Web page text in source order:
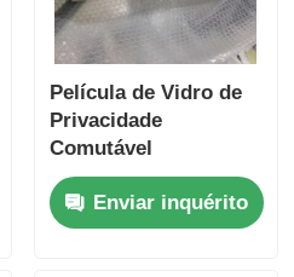
Película de Vidro de
Privacidade
Comutável
Personalizada Fácil
Instalação Leve
Segurança
Enviar inquérito